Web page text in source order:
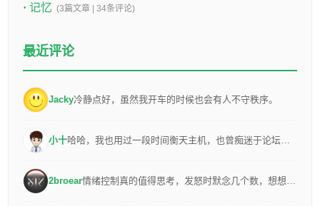
记忆 (3篇文章 | 34条评论)
最近评论
Jacky冷静点好，虽然我开车的时候也会有人不守秩序。
小十
2broear